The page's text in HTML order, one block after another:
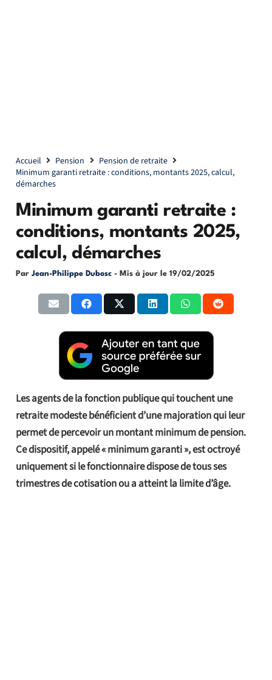
Accueil Pension
Pension de retraite
Minimum garanti retraite : conditions, montants 2025, calcul,
démarches
Minimum garanti retraite :
conditions, montants 2025,
calcul, démarches
Par Jean-Philippe Dubosc - Mis à jour le 19/02/2025
Les agents de la fonction publique qui touchent une
retraite modeste bénéficient d’une majoration qui leur
permet de percevoir un montant minimum de pension.
Ce dispositif, appelé « minimum garanti », est octroyé
uniquement si le fonctionnaire dispose de tous ses
trimestres de cotisation ou a atteint la limite d’âge.